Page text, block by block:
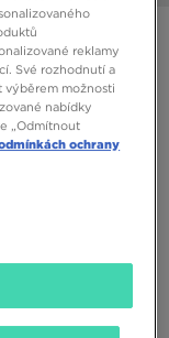
US
38 38,5
reklamy
Své rozhodnutí a
výběrem možnosti
nabídky
„Odmítnout
ochrany